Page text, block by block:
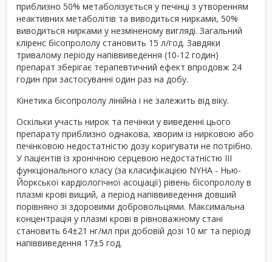
приблизно 50% метаболізується у печінці з утворенням
неактивних метаболітів та виводиться нирками, 50%
виводиться нирками у незміненому вигляді. Загальний
кліренс бісопрололу становить 15 л/год. Завдяки
тривалому періоду напіввиведення (10-12 годин)
препарат зберігає терапевтичний ефект впродовж 24
годин при застосуванні один раз на добу.
Кінетика бісопрололу лінійна і не залежить від віку.
Оскільки участь нирок та печінки у виведенні цього
препарату приблизно однакова, хворим із нирковою або
печінковою недостатністю дозу коригувати не потрібно.
У пацієнтів із хронічною серцевою недостатністю ІІІ
функціонального класу (за класифікацією NYHA - Нью-
Йоркської кардіологічної асоціації) рівень бісопрололу в
плазмі крові вищий, а період напіввиведення довший
порівняно зі здоровими добровольцями. Максимальна
концентрація у плазмі крові в рівноважному стані
становить 64±21 нг/мл при добовій дозі 10 мг та періоді
напіввиведення 17±5 год.